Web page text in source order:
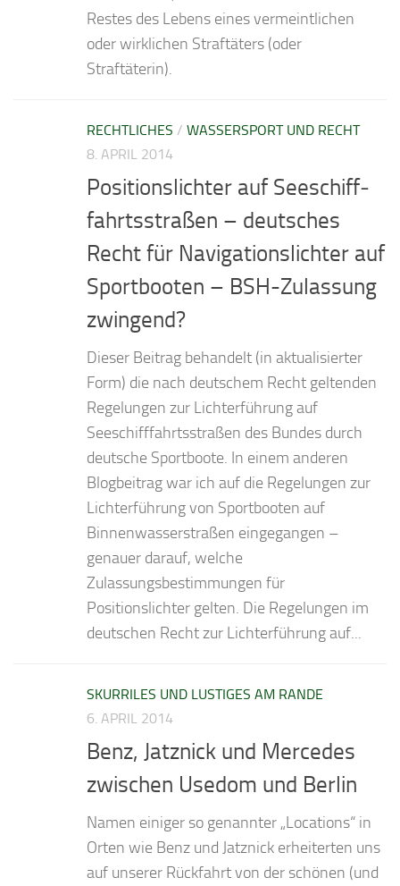
Restes des Lebens eines vermeintlichen
oder wirklichen Straftäters (oder
Straftäterin).
RECHTLICHES / WASSERSPORT UND RECHT
8. APRIL 2014
Positions­lichter auf See­schiff­
fahrts­straßen – deutsches
Recht für Navi­gations­lichter auf
Sport­booten – BSH-Zulas­sung
zwin­gend?
Dieser Beitrag behandelt (in aktualisierter
Form) die nach deutschem Recht geltenden
Regelungen zur Lichterführung auf
Seeschifffahrtsstraßen des Bundes durch
deutsche Sportboote. In einem anderen
Blogbeitrag war ich auf die Regelungen zur
Lichterführung von Sportbooten auf
Binnenwasserstraßen eingegangen –
genauer darauf, welche
Zulassungsbestimmungen für
Positionslichter gelten. Die Regelungen im
deutschen Recht zur Lichterführung auf...
SKURRILES UND LUSTIGES AM RANDE
6. APRIL 2014
Benz, Jatznick und Mercedes
zwischen Usedom und Berlin
Namen einiger so genannter „Locations“ in
Orten wie Benz und Jatznick erheiterten uns
auf unserer Rückfahrt von der schönen (und